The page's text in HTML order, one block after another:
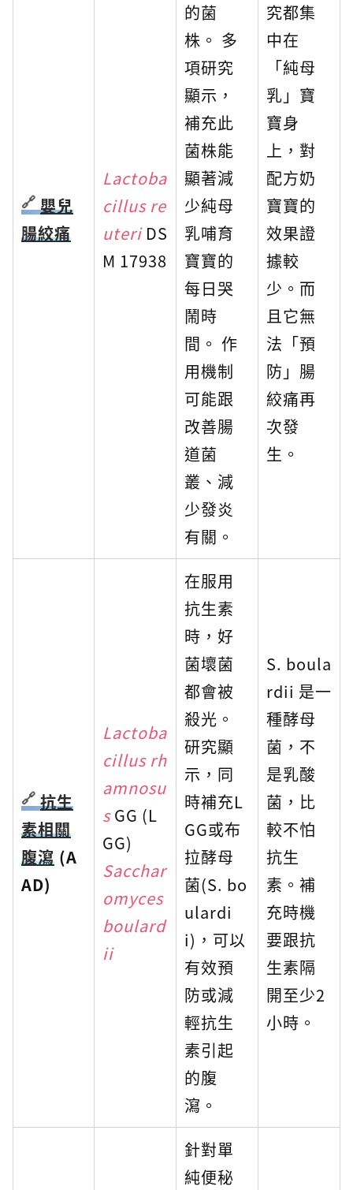
嬰兒
腸絞痛
Lactoba
cillus re
uteri DS
M 17938
的菌
株。 多
項研究
顯示，
補充此
菌株能
顯著減
少純母
乳哺育
寶寶的
每日哭
鬧時
間。 作
用機制
可能跟
改善腸
道菌
叢、減
少發炎
有關。
究都集
中在
「純母
乳」寶
寶身
上，對
配方奶
寶寶的
效果證
據較
少。而
且它無
法「預
防」腸
絞痛再
次發
生。
抗生
素相關
腹瀉 (A
AD)
Lactoba
cillus rh
amnosu
sGG (L
GG)
Sacchar
omyces
boulard
ii
在服用
抗生素
時，好
菌壞菌
都會被
殺光。
研究顯
示，同
時補充L
GG或布
拉酵母
菌(S. bo
ulardi
i)，可以
有效預
防或減
輕抗生
素引起
的腹
瀉。
S. boula
rdii 是一
種酵母
菌，不
是乳酸
菌，比
較不怕
抗生
素。補
充時機
要跟抗
生素隔
開至少2
小時。
針對單
純便秘